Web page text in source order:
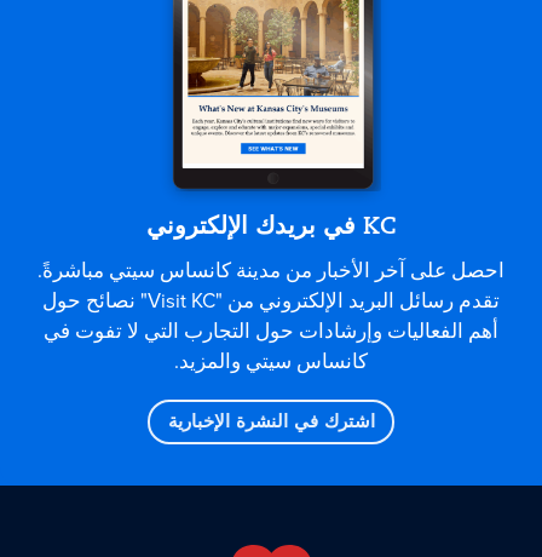
KC في بريدك الإلكتروني
احصل على آخر الأخبار من مدينة كانساس سيتي مباشرةً.
تقدم رسائل البريد الإلكتروني من "Visit KC" نصائح حول
أهم الفعاليات وإرشادات حول التجارب التي لا تفوت في
كانساس سيتي والمزيد.
اشترك في النشرة الإخبارية